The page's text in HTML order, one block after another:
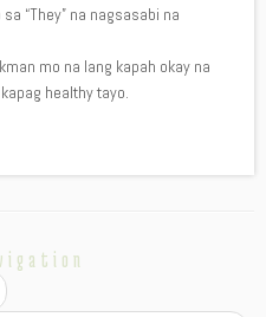
“They” na nagsasabi na
mo na lang kapah okay na
healthy tayo.